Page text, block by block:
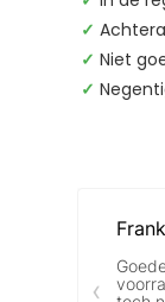
✓
✓ Niet
✓